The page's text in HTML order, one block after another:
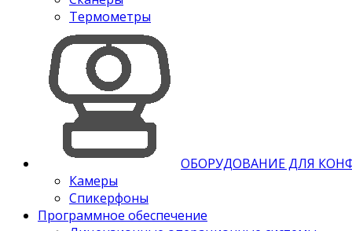
Термометры
ОБОРУДОВАНИЕ ДЛЯ
Камеры
Спикерфоны
Программное обеспечение